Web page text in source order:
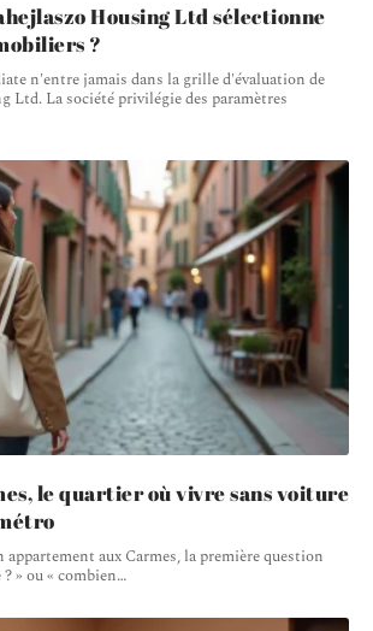
Housing Ltd sélectionne
?
n'entre jamais dans la grille d'évaluation de
Ltd. La société privilégie des paramètres
le quartier où vivre sans voiture
appartement aux Carmes, la première question
» ou « combien…